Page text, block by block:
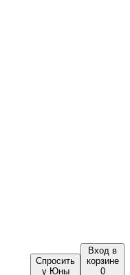
Спросить
у Юны
Вход в
корзине
0